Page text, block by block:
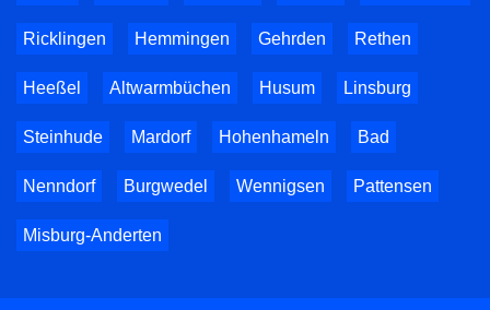
Ricklingen Hemmingen Gehrden Rethen
Heeßel Altwarmbüchen Husum Linsburg
Steinhude Mardorf Hohenhameln Bad
Nenndorf Burgwedel Wennigsen Pattensen
Misburg-Anderten